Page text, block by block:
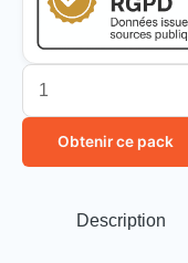
Obtenir ce pack
Description